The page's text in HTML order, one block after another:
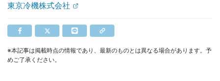
東京冷機株式会社
※本記事は掲載時点の情報であり、最新のものとは異なる場合があります。予
めご了承ください。